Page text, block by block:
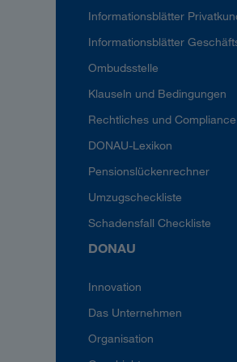
Informationsblätter
Informationsblätter
Ombudsstelle
Klauseln und Bedingungen
Rechtliches und Compliance
DONAU-Lexikon
Pensionslückenrechner
Umzugscheckliste
Schadensfall Checkliste
DONAU
Innovation
Das Unternehmen
Organisation